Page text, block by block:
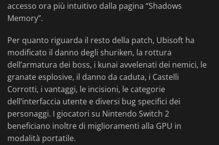
accesso ora più intuitivo dalla pagina “Shadows
Memory”.
Per quanto riguarda il resto della patch, Ubisoft ha
modificato il danno degli shuriken, la rottura
dell’armatura dei boss, i kunai avvelenati dei nemici, le
granate esplosive, il danno da caduta, i Castelli
Corrotti, i vantaggi, le incisioni, le categorie
dell’interfaccia utente e diversi bug specifici dei
personaggi. I giocatori su Nintendo Switch 2
beneficiano inoltre di miglioramenti alla GPU in
modalità portatile.